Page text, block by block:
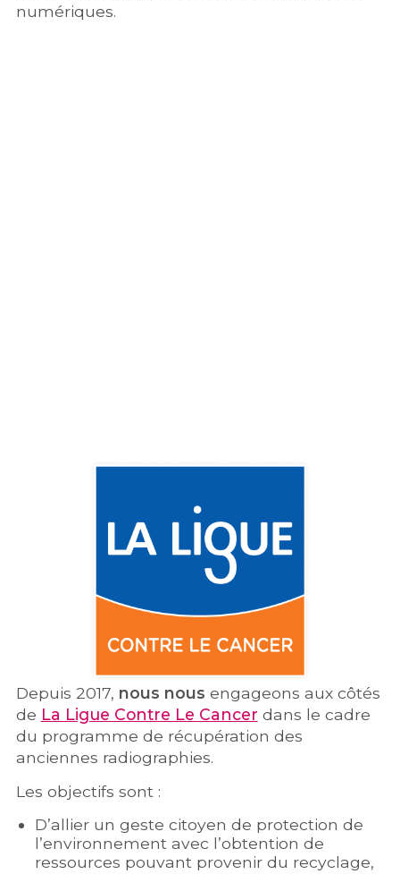
numériques.
Depuis 2017, nous nous engageons aux côtés
de La Ligue Contre Le Cancer dans le cadre
du programme de récupération des
anciennes radiographies.
Les objectifs sont :
D’allier un geste citoyen de protection de
l’environnement avec l’obtention de
ressources pouvant provenir du recyclage,